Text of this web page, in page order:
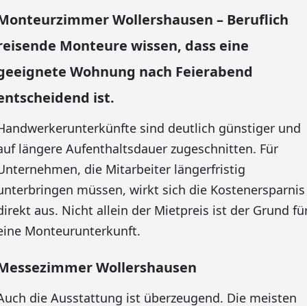
Wollershausen – Beruflich
Monteure wissen, dass eine
Wohnung nach Feierabend
ist.
sind deutlich günstiger und
längere Aufenthaltsdauer zugeschnitten. Für
die Mitarbeiter längerfristig
müssen, wirkt sich die Kostenersparnis
aus. Nicht allein der Mietpreis ist der Grund
Monteurunterkunft.
Wollershausen
die Ausstattung ist überzeugend. Die meisten